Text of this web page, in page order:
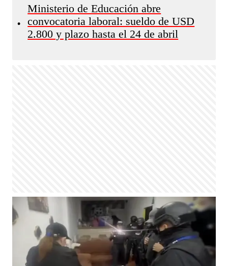
•
Ministerio de Educación abre
convocatoria laboral: sueldo de USD
2.800 y plazo hasta el 24 de abril